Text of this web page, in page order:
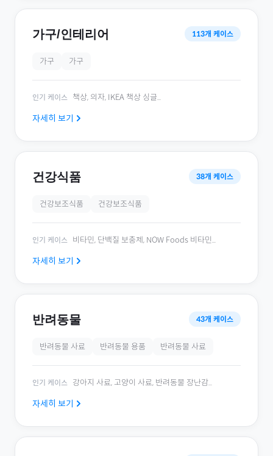
가구/인테리어 113개 케이스
가구 가구
인기 케이스 책상, 의자, IKEA 책상 싱글...
자세히 보기
건강식품 38개 케이스
건강보조식품 건강보조식품
인기 케이스 비타민, 단백질 보충제, NOW Foods 비타민...
자세히 보기
반려동물 43개 케이스
반려동물 사료 반려동물 용품 반려동물 사료
인기 케이스 강아지 사료, 고양이 사료, 반려동물 장난감...
자세히 보기